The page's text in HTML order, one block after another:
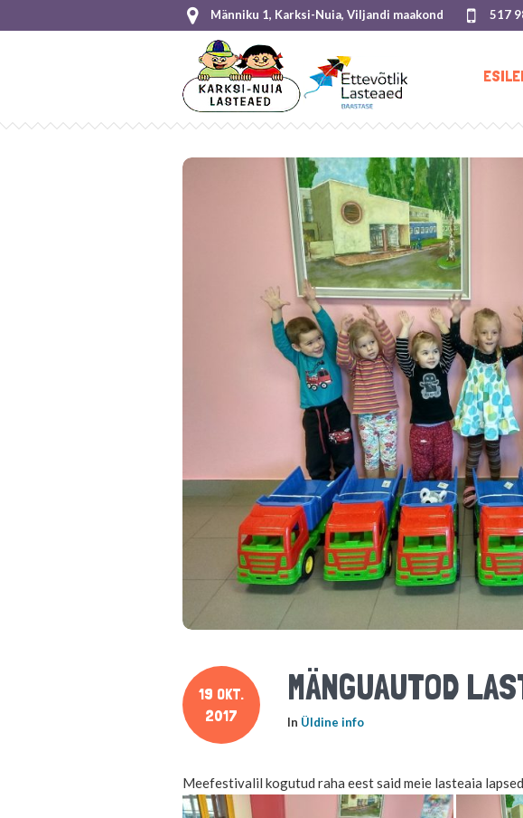
Männiku 1, Karksi-Nuia, Viljandi maakond 517
19 OKT.
2017
MÄNGUAUTOD
In Üldine info
Meefestivalil kogutud raha eest said meie lasteaia